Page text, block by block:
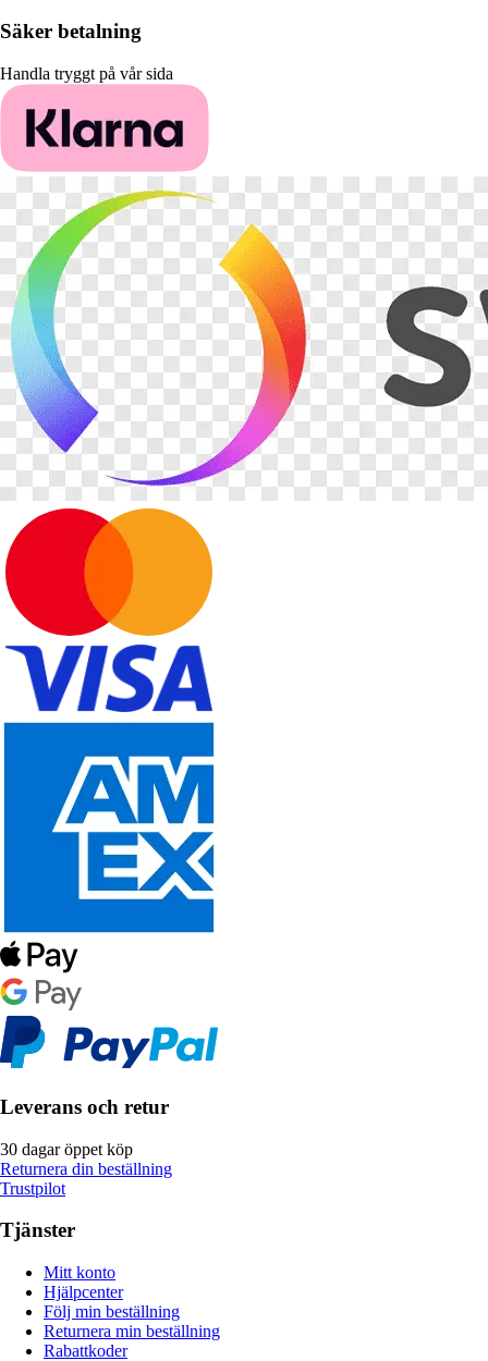
Säker betalning
Handla tryggt på vår sida
Leverans och retur
30 dagar öppet köp
Returnera din beställning
Trustpilot
Tjänster
Mitt konto
Hjälpcenter
Följ min beställning
Returnera min beställning
Rabattkoder